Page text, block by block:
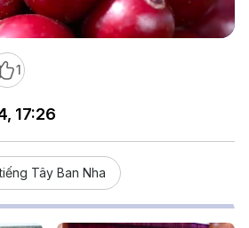
Video
1
17:26
Tây Ban Nha